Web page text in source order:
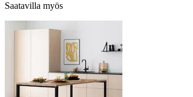
Saatavilla myös